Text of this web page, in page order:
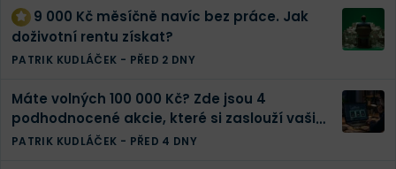
9 000 Kč měsíčně navíc bez práce. Jak
doživotní rentu získat?
PATRIK KUDLÁČEK - PŘED 2 DNY
Máte volných 100 000 Kč? Zde jsou 4
podhodnocené akcie, které si zaslouží vaši
pozornost
PATRIK KUDLÁČEK - PŘED 4 DNY